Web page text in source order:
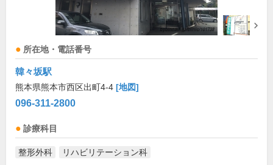
所在地・電話番号
韓々坂駅
熊本県熊本市西区出町4-4 [地図]
096-311-2800
診療科目
整形外科 リハビリテーション科